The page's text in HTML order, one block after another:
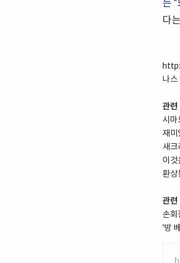
는
다
나스
관련
시마
재미
새
이
환상
관련
손
'방